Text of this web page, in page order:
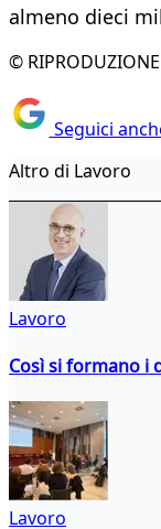
almeno dieci
© RIPRODUZIONE
Seguici
Altro di Lavoro
Lavoro
Così si formano i
Lavoro